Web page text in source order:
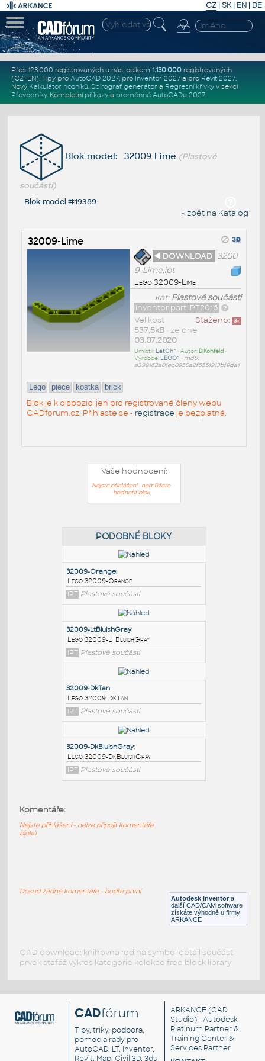
CZ | SK| EN | DE
Přes 123.000 registrovaných u nás, celkem 1.130.000registrovaných
(CZ+EN). Tipy pro AutoCAD 2027, pro Inventor 2027a pro Revit 2027.
Nový Kalkulátor nosníků, Spirograf generátor a Regresní křivkyv sekci
Převodníky. Kompletní příkazya proměnné AutoCADu 2027.
Blok-model: 32009-Lime (Plastové
součásti)
Blok-model #19389
« zpět na Katalog
32009-Lime
◄ DOWNLOAD 3200
9-Lime.ipt
Lego 32009-Lime
kat:Plastové součásti
Inventor part IPT2016
Staženo: 3x
Velikost
537,5kB• ze dne
03.07.2020
Umístil: LatCh^ • Autor: D.Kohfeld•
Výrobce: LEGO^ • md5:
a399162a01ec0950a2f5551913bf9da1
Lego piece kostka brick
Blok je k dispozici jen pro registrované členy webu
CADforum.cz. Přihlaste se - registrace je bezplatná.
Vaše hodnocení:
Nejste přihlášeni - nemůžete
hodnotit blok
PODOBNÉ BLOKY
32009-Orange:
Lego 32009-Orange
IPT Plastové součásti
32009-LtBluishGray:
Lego 32009-LtBluishGray
IPT Plastové součásti
Lego 32009-DkTan
Lego 32009-DkBluishGray
Autodesk Inventor a
další CAD/CAM software
získáte výhodně u firmy
ARKANCE
Komentáře:
Nejste přihlášeni - nelze připojit komentáře
bloků
Dosud žádné komentáře - buďte první
CAD download: knihovna rodina symbol detail součást
prvek stafáž výkres kategorie kolekce free block library
CADfórum
Tipy, triky, podpora,
pomoc a rady pro
AutoCAD, LT, Inventor,
Revit, Map, Civil 3D, 3ds
ARKANCE (CAD
Studio) - Autodesk
Platinum Partner &
Training Center &
Services Partner